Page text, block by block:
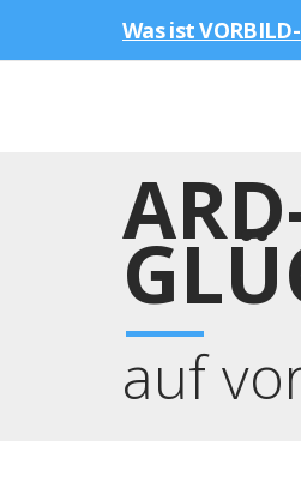
Was ist
auf